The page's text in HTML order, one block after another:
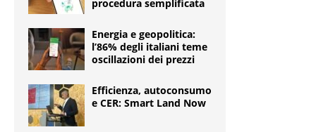
procedura semplificata
Energia e geopolitica:
l’86% degli italiani teme
oscillazioni dei prezzi
Efficienza, autoconsumo
e CER: Smart Land Now